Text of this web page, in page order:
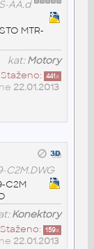
AA.d
MTR-
kat:Motory
Staženo: 441x
22.01.2013
C2M.DWG
C2M
Konektory
Staženo: 159x
22.01.2013